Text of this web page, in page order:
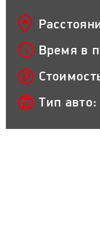
Время в
Тип